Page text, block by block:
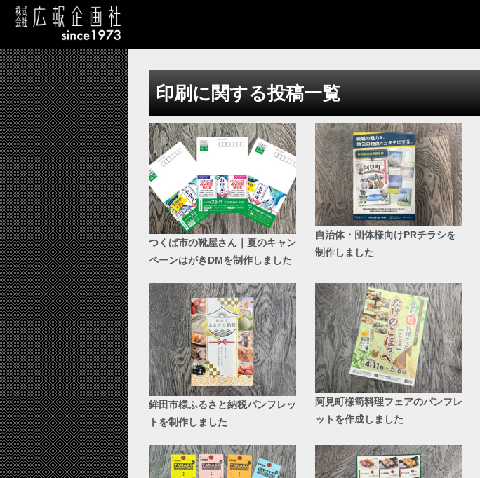
印刷に関する投稿一覧
つくば市の靴屋さん｜夏のキャン
ペーンはがきDMを制作しました
自治体・団体様向けPRチラシを
制作しました
鉾田市様ふるさと納税パンフレッ
トを制作しました
阿見町様筍料理フェアのパンフレ
ットを作成しました